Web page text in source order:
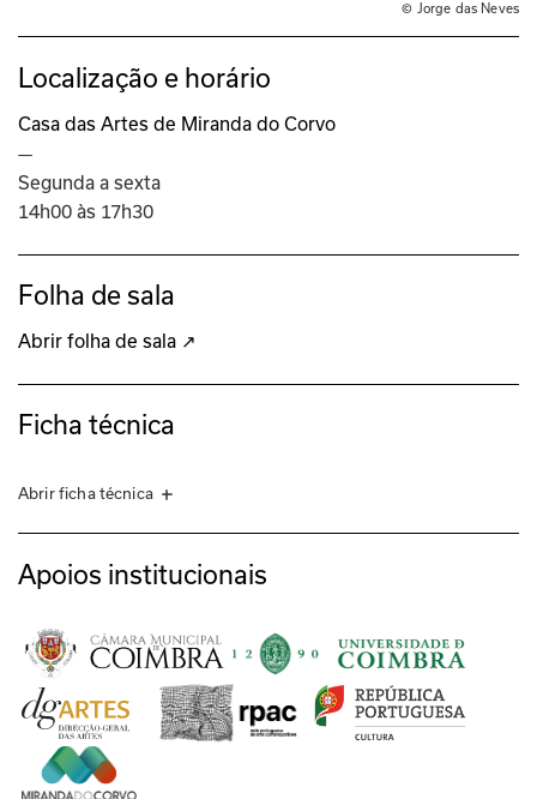
© Jorge das Neves
Localização e horário
Casa das Artes de Miranda do Corvo
—
Segunda a sexta
14h00 às 17h30
Folha de sala
Abrir folha de sala ↗
Ficha técnica
Abrir ficha técnica
ORGANIZAÇÃO
Daniel Madeira
PRODUÇÃO
Daniel Madeira
Diana Santos
ASSISTÊNCIA À PRODUÇÃO
Ivone Antunes
Apoios institucionais